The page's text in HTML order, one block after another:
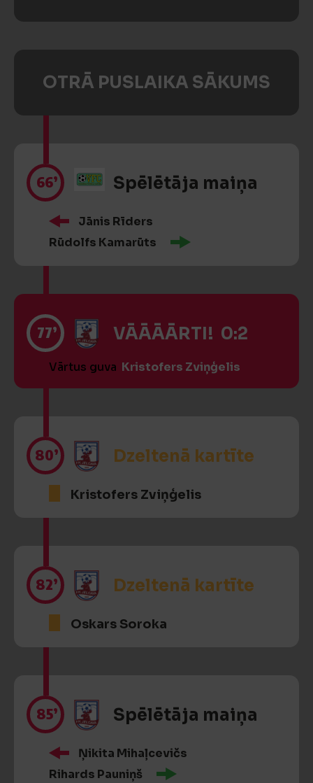
OTRĀ PUSLAIKA SĀKUMS
66’ Spēlētāja maiņa
Jānis Rīders
Rūdolfs Kamarūts
77’ VĀĀĀĀRTI! 0:2
Vārtus guva Kristofers Zviņģelis
80’ Dzeltenā kartīte
Kristofers Zviņģelis
82’ Dzeltenā kartīte
Oskars Soroka
85’ Spēlētāja maiņa
Ņikita Mihaļcevičs
Rihards Pauniņš